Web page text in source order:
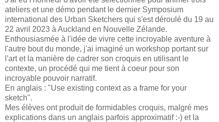
ateliers et une démo pendant le dernier Symposium
international des Urban Sketchers qui s'est déroulé du 19 au
22 avril 2023 à Auckland en Nouvelle Zélande.
Enthousiasmée à l'idée de vivre cette incroyable aventure à
l'autre bout du monde, j'ai imaginé un workshop portant sur
l'art et la manière de cadrer son croquis en utilisant le
contexte, un procédé qui me tient à coeur pour son
incroyable pouvoir narratif.
En anglais : "Use existing context as a frame for your
sketch".
Mes élèves ont produit de formidables croquis, malgré mes
explications dans un anglais parfois approximatif :-) et la